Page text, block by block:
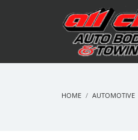
HOME AUTOMOTIVE